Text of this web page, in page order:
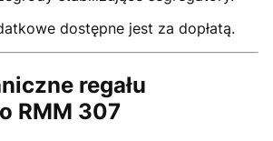
dostępne jest za dopłatą.
regału
RMM 307